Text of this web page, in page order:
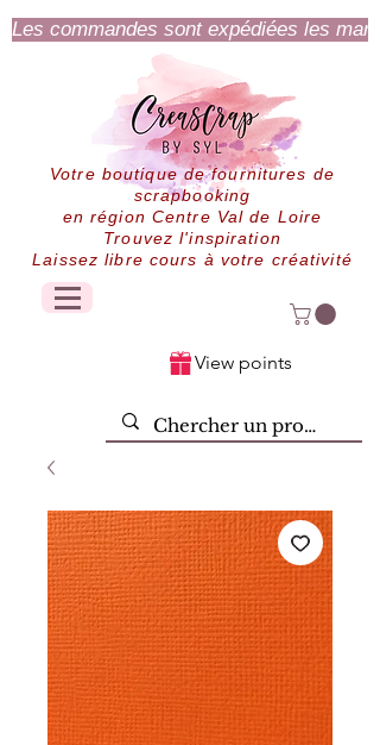
Les commandes sont expédiées les
Votre boutique de fournitures de
scrapbooking
en région Centre Val de Loire
Trouvez l'inspiration
Laissez libre cours à votre créativité
View points